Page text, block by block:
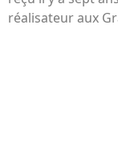
réalisateur aux